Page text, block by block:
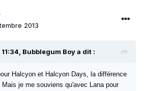
2013
Bubblegum Boy a dit :
Halcyon et Halcyon Days, la différence
je me souviens qu'avec Lana pour